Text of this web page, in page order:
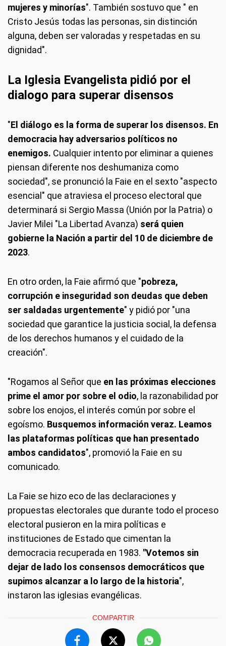
mujeres y minorías". También sostuvo que " en
Cristo Jesús todas las personas, sin distinción
alguna, deben ser valoradas y respetadas en su
dignidad".
La Iglesia Evangelista pidió por el
dialogo para superar disensos
"El diálogo es la forma de superar los disensos. En
democracia hay adversarios políticos no
enemigos. Cualquier intento por eliminar a quienes
piensan diferente nos deshumaniza como
sociedad", se pronunció la Faie en el sexto "aspecto
esencial" que atraviesa el proceso electoral que
determinará si Sergio Massa (Unión por la Patria) o
Javier Milei "La Libertad Avanza) será quien
gobierne la Nación a partir del 10 de diciembre de
2023.
En otro orden, la Faie afirmó que "pobreza,
corrupción e inseguridad son deudas que deben
ser saldadas urgentemente" y pidió por "una
sociedad que garantice la justicia social, la defensa
de los derechos humanos y el cuidado de la
creación".
"Rogamos al Señor que en las próximas elecciones
prime el amor por sobre el odio, la razonabilidad por
sobre los enojos, el interés común por sobre el
egoísmo. Busquemos información veraz. Leamos
las plataformas políticas que han presentado
ambos candidatos", promovió la Faie en su
comunicado.
La Faie se hizo eco de las declaraciones y
propuestas electorales que durante todo el proceso
electoral pusieron en la mira políticas e
instituciones de Estado que cimentan la
democracia recuperada en 1983. "Votemos sin
dejar de lado los consensos democráticos que
supimos alcanzar a lo largo de la historia",
instaron las iglesias evangélicas.
COMPARTIR